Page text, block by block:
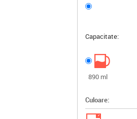
Capacitate:
890 ml
Culoare:
✓